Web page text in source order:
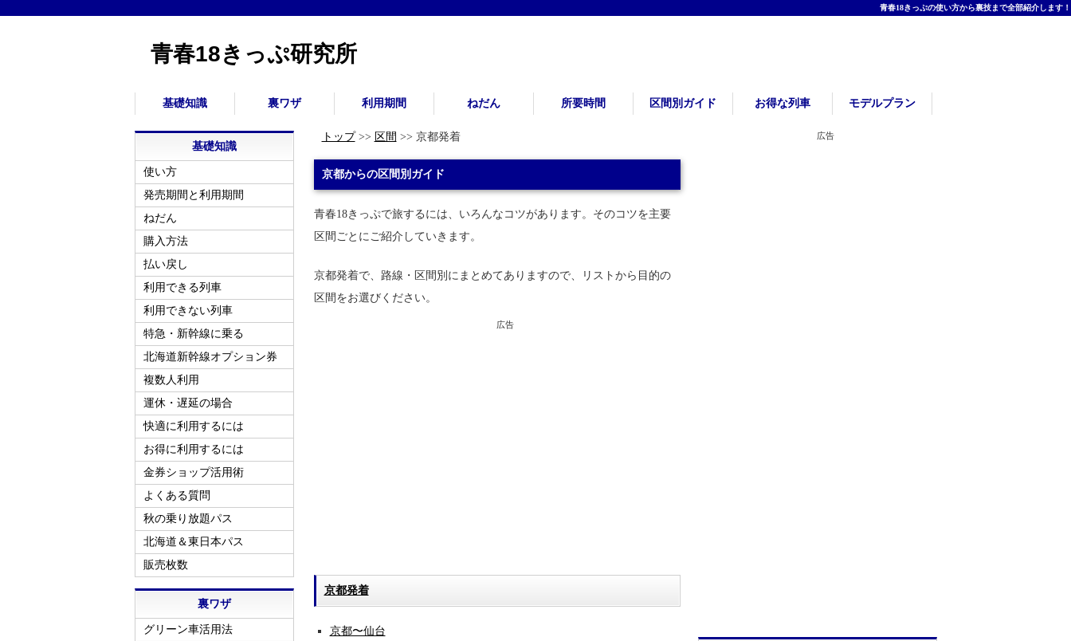
青春18きっぷの使い方から裏技まで全部紹介します！
青春18きっぷ研究所
基礎知識 裏ワザ 利用期間 ねだん 所要時間 区間別ガイド お得な列車 モデルプラン
トップ>> 区間 >> 京都発着
京都からの区間別ガイド
青春18きっぷで旅するには、いろんなコツがあります。そのコツを主要
区間ごとにご紹介していきます。
京都発着で、路線・区間別にまとめてありますので、リストから目的の
区間をお選びください。
広告
京都発着
京都〜仙台
基礎知識
使い方
発売期間と利用期間
ねだん
購入方法
払い戻し
利用できる列車
利用できない列車
特急・新幹線に乗る
北海道新幹線オプション券
複数人利用
運休・遅延の場合
快適に利用するには
お得に利用するには
金券ショップ活用術
よくある質問
秋の乗り放題パス
北海道＆東日本パス
販売枚数
裏ワザ
グリーン車活用法
広告